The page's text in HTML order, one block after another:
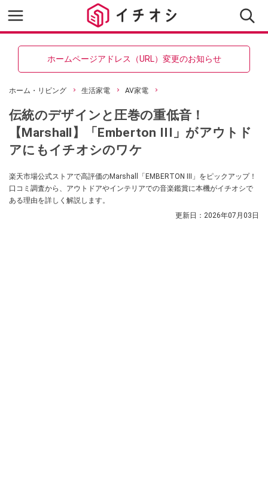
ホームページアドレス（URL）変更のお知らせ
ホーム・リビング 生活家電 AV家電
伝統のデザインと圧巻の重低音！
【Marshall】「Emberton III」がアウトド
アにもイチオシのワケ
楽天市場公式ストアで高評価のMarshall「EMBERTON III」をピックアップ！
口コミ調査から、アウトドアやインテリアでの音楽鑑賞に本機がイチオシで
ある理由を詳しく解説します。
更新日： 2026年07月03日